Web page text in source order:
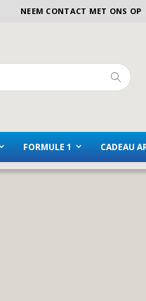
NEEM CONTACT MET ONS OP
FORMULE 1 CADEAU